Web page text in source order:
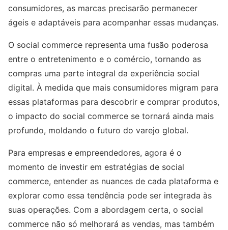
consumidores, as marcas precisarão permanecer
ágeis e adaptáveis para acompanhar essas mudanças.
O social commerce representa uma fusão poderosa
entre o entretenimento e o comércio, tornando as
compras uma parte integral da experiência social
digital. À medida que mais consumidores migram para
essas plataformas para descobrir e comprar produtos,
o impacto do social commerce se tornará ainda mais
profundo, moldando o futuro do varejo global.
Para empresas e empreendedores, agora é o
momento de investir em estratégias de social
commerce, entender as nuances de cada plataforma e
explorar como essa tendência pode ser integrada às
suas operações. Com a abordagem certa, o social
commerce não só melhorará as vendas, mas também